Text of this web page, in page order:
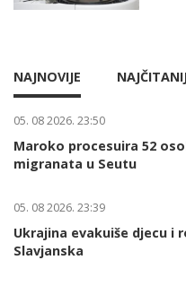
NAJNOVIJE
05. 08 2026. 23:50
Maroko procesuira 52
migranata u Seutu
05. 08 2026. 23:39
Ukrajina evakuiše djecu i
Slavjanska